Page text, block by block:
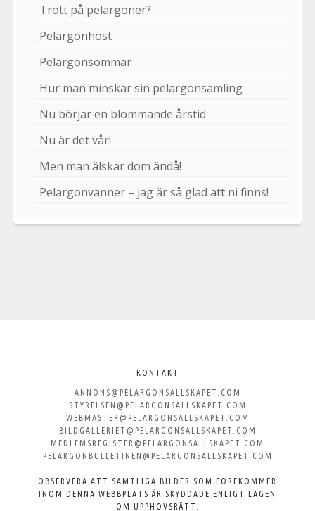
Trött på pelargoner?
Pelargonhöst
Pelargonsommar
Hur man minskar sin pelargonsamling
Nu börjar en blommande årstid
Nu är det vår!
Men man älskar dom ändå!
Pelargonvänner – jag är så glad att ni finns!
Svenska
Pelargonsällskapet
KONTAKT
ANNONS@PELARGONSALLSKAPET.COM
STYRELSEN@PELARGONSALLSKAPET.COM
WEBMASTER@PELARGONSALLSKAPET.COM
BILDGALLERIET@PELARGONSALLSKAPET.COM
MEDLEMSREGISTER@PELARGONSALLSKAPET.COM
PELARGONBULLETINEN@PELARGONSALLSKAPET.COM
OBSERVERA ATT SAMTLIGA BILDER SOM FÖREKOMMER
INOM DENNA WEBBPLATS ÄR SKYDDADE ENLIGT LAGEN
OM UPPHOVSRÄTT.